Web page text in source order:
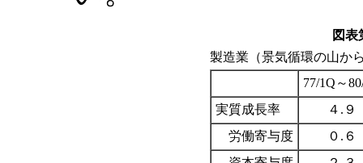
図
製造業（景気循環の山か
77/1Q～
実質成長率
４.９
労働寄与度
０.６